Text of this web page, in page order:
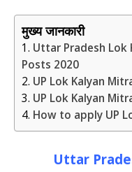
मुख्य जानकारी
Uttar Pradesh Lok
Posts 2020
UP Lok Kalyan
UP Lok Kalyan
How to apply UP
Uttar